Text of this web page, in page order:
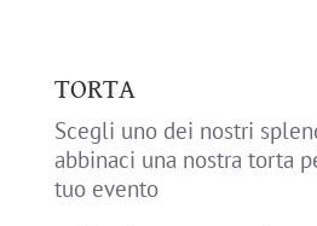
TORTA
Scegli uno dei nostri
abbinaci una nostra torta
tuo evento